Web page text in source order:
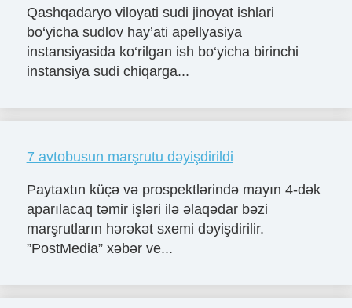
Qashqadaryo viloyati sudi jinoyat ishlari
bo‘yicha sudlov hay’ati apellyasiya
instansiyasida ko‘rilgan ish bo‘yicha birinchi
instansiya sudi chiqarga...
7 avtobusun marşrutu dəyişdirildi
Paytaxtın küçə və prospektlərində mayın 4-dək
aparılacaq təmir işləri ilə əlaqədar bəzi
marşrutların hərəkət sxemi dəyişdirilir.
”PostMedia” xəbər ve...